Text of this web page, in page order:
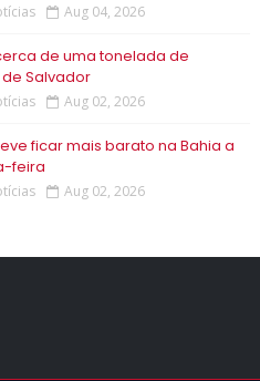
Aug 04, 2026
de uma tonelada de
Salvador
Aug 02, 2026
ficar mais barato na Bahia a
feira
Aug 02, 2026